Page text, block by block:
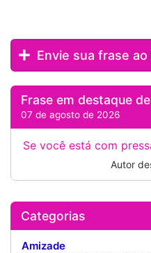
Envie sua frase ao
Frase em destaque
07 de agosto de 2026
Se você está com
Autor
Categorias
Amizade